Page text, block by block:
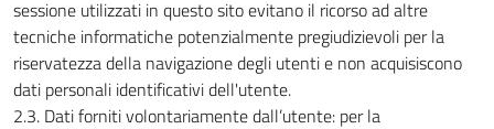
sessione utilizzati in questo sito evitano il ricorso ad altre
tecniche informatiche potenzialmente pregiudizievoli per la
riservatezza della navigazione degli utenti e non acquisiscono
dati personali identificativi dell'utente.
2.3. Dati forniti volontariamente dall’utente: per la